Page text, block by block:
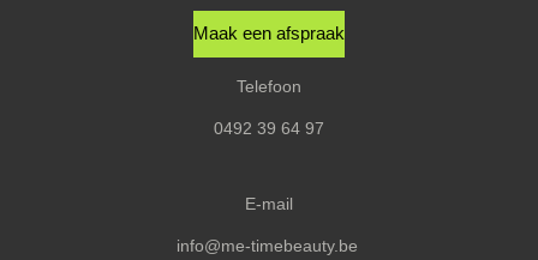
Maak een afspraak
Telefoon
0492 39 64 97
E-mail
info@me-timebeauty.be